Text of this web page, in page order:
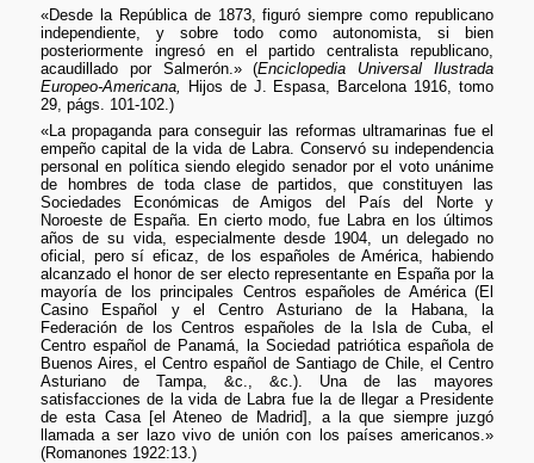
«Desde la República de 1873, figuró siempre como republicano
independiente, y sobre todo como autonomista, si bien
posteriormente ingresó en el partido centralista republicano,
acaudillado por Salmerón.» (Enciclopedia Universal Ilustrada
Europeo-Americana,
Hijos de J. Espasa, Barcelona 1916, tomo
29, págs. 101-102.)
«La propaganda para conseguir las reformas ultramarinas fue el
empeño capital de la vida de Labra. Conservó su independencia
personal en política siendo elegido senador por el voto unánime
de hombres de toda clase de partidos, que constituyen las
Sociedades Económicas de Amigos del País del Norte y
Noroeste de España. En cierto modo, fue Labra en los últimos
años de su vida, especialmente desde 1904, un delegado no
oficial, pero sí eficaz, de los españoles de América, habiendo
alcanzado el honor de ser electo representante en España por la
mayoría de los principales Centros españoles de América (El
Casino Español y el Centro Asturiano de la Habana, la
Federación de los Centros españoles de la Isla de Cuba, el
Centro español de Panamá, la Sociedad patriótica española de
Buenos Aires, el Centro español de Santiago de Chile, el Centro
Asturiano de Tampa, &c., &c.). Una de las mayores
satisfacciones de la vida de Labra fue la de llegar a Presidente
de esta Casa [el Ateneo de Madrid], a la que siempre juzgó
llamada a ser lazo vivo de unión con los países americanos.»
(Romanones 1922:13.)